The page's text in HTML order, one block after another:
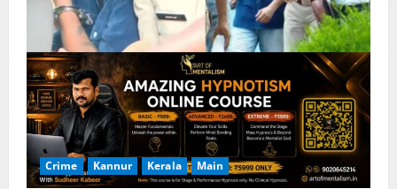
Crime Kannur Kerala Main